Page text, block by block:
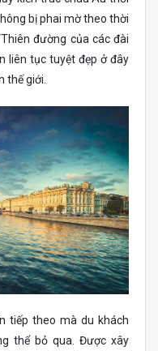
bị phai mờ theo thời
đường của các đài
liên tục tuyệt đẹp ở đây
thế giới.
tiếp theo mà du khách
thể bỏ qua. Được xây